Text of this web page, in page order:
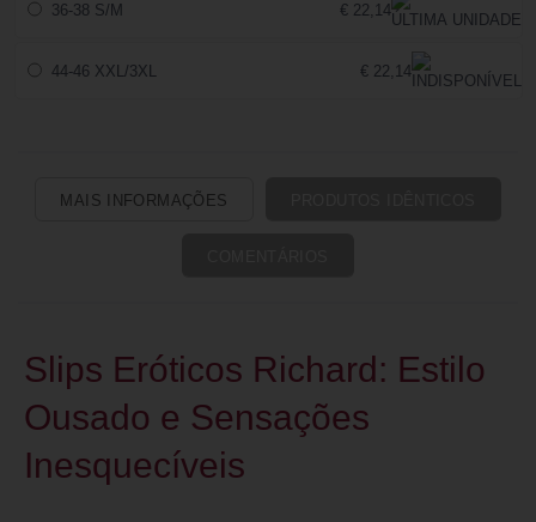
36-38 S/M € 22,14
44-46 XXL/3XL € 22,14
MAIS INFORMAÇÕES
Slips Eróticos Richard: Estilo
Ousado e Sensações
Inesquecíveis